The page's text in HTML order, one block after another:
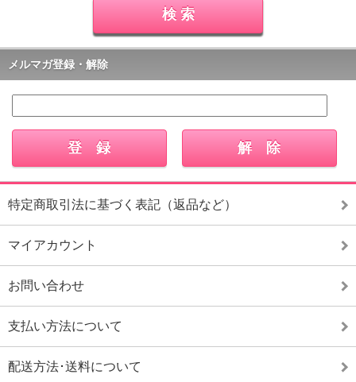
メルマガ登録・解除
特定商取引法に基づく表記（返品など）
マイアカウント
お問い合わせ
支払い方法について
配送方法･送料について